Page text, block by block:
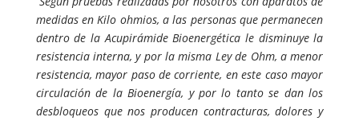
medidas en Kilo ohmios, a las personas que permanecen
dentro de la Acupirámide Bioenergética le disminuye la
resistencia interna, y por la misma Ley de Ohm, a menor
resistencia, mayor paso de corriente, en este caso mayor
circulación de la Bioenergía, y por lo tanto se dan los
desbloqueos que nos producen contracturas, dolores y